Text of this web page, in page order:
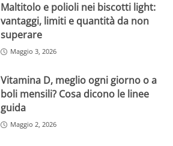
Maltitolo e polioli nei biscotti light:
vantaggi, limiti e quantità da non
superare
Maggio 3, 2026
Vitamina D, meglio ogni giorno o a
boli mensili? Cosa dicono le linee
guida
Maggio 2, 2026